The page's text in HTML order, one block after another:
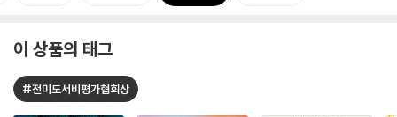
이 상품의 태그
#전미도서비평가협회상